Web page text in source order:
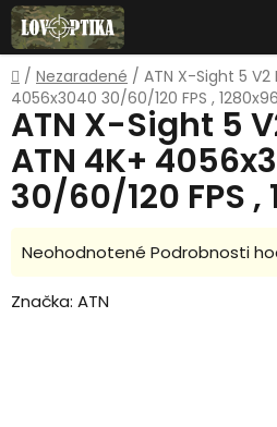
Prejsť
na
obsah
Domov
/ Nezaradené / ATN X-Sight 5 V2
4056x3040 30/60/120 FPS ,
ATN X-Sight 5
ATN 4K+
30/60/120 FPS ,
Priemerné
produktu
Neohodnotené Podrobnosti
Značka: ATN